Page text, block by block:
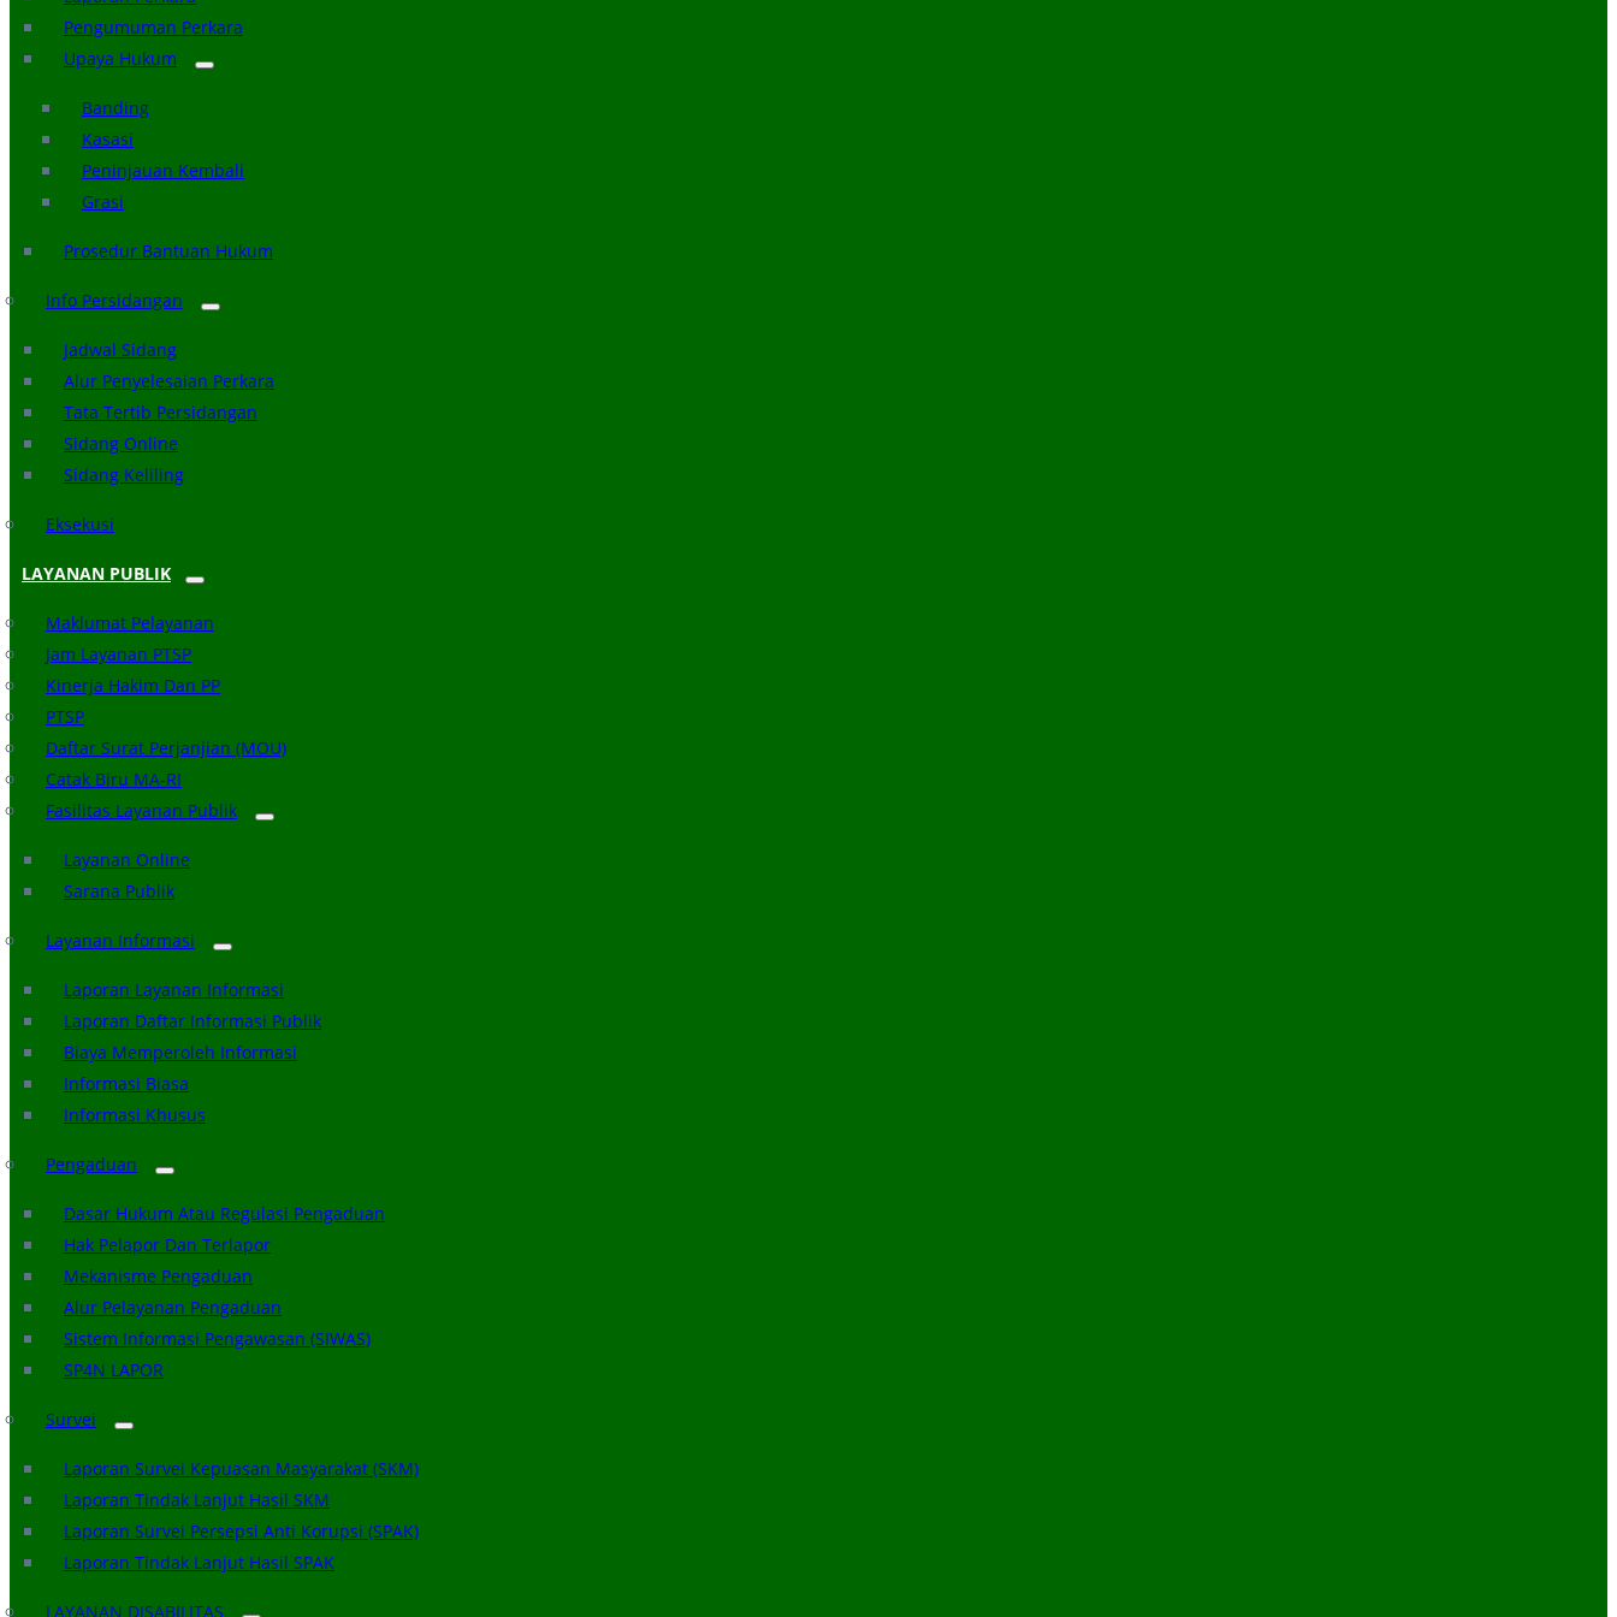
Pengumuman Perkara
Upaya Hukum
Banding
Kasasi
Peninjauan Kembali
Grasi
Prosedur Bantuan Hukum
Info Persidangan
Jadwal Sidang
Alur Penyelesaian Perkara
Tata Tertib Persidangan
Sidang Online
Sidang Keliling
Eksekusi
LAYANAN PUBLIK
Maklumat Pelayanan
Jam Layanan PTSP
Kinerja Hakim Dan PP
PTSP
Daftar Surat Perjanjian (MOU)
Catak Biru MA-RI
Fasilitas Layanan Publik
Layanan Online
Sarana Publik
Layanan Informasi
Laporan Layanan Informasi
Laporan Daftar Informasi Publik
Biaya Memperoleh Informasi
Informasi Biasa
Informasi Khusus
Pengaduan
Dasar Hukum Atau Regulasi Pengaduan
Hak Pelapor Dan Terlapor
Mekanisme Pengaduan
Alur Pelayanan Pengaduan
Sistem Informasi Pengawasan (SIWAS)
SP4N LAPOR
Survei
Laporan Survei Kepuasan Masyarakat (SKM)
Laporan Tindak Lanjut Hasil SKM
Laporan Survei Persepsi Anti Korupsi (SPAK)
Laporan Tindak Lanjut Hasil SPAK
LAYANAN DISABILITAS